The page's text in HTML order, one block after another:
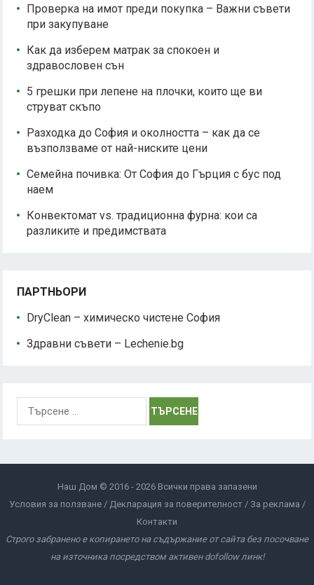
Проверка на имот преди покупка – Важни съвети
при закупуване
Как да изберем матрак за спокоен и
здравословен сън
5 грешки при лепене на плочки, които ще ви
струват скъпо
Разходка до София и околността – как да се
възползваме от най-ниските цени
Семейна почивка: От София до Гърция с бус под
наем
Конвектомат vs. традиционна фурна: кои са
разликите и предимствата
ПАРТНЬОРИ
DryClean – химическо чистене София
Здравни съвети – Lechenie.bg
Търсене
Наш Дом © 2016 - 2026 Всички права запазени
Условия за ползване
Декларация за поверителност
За реклама
Контакти
Строго забранено е копирането на съдържание от сайта без посочване
на източника посредством активен dofollow линк!